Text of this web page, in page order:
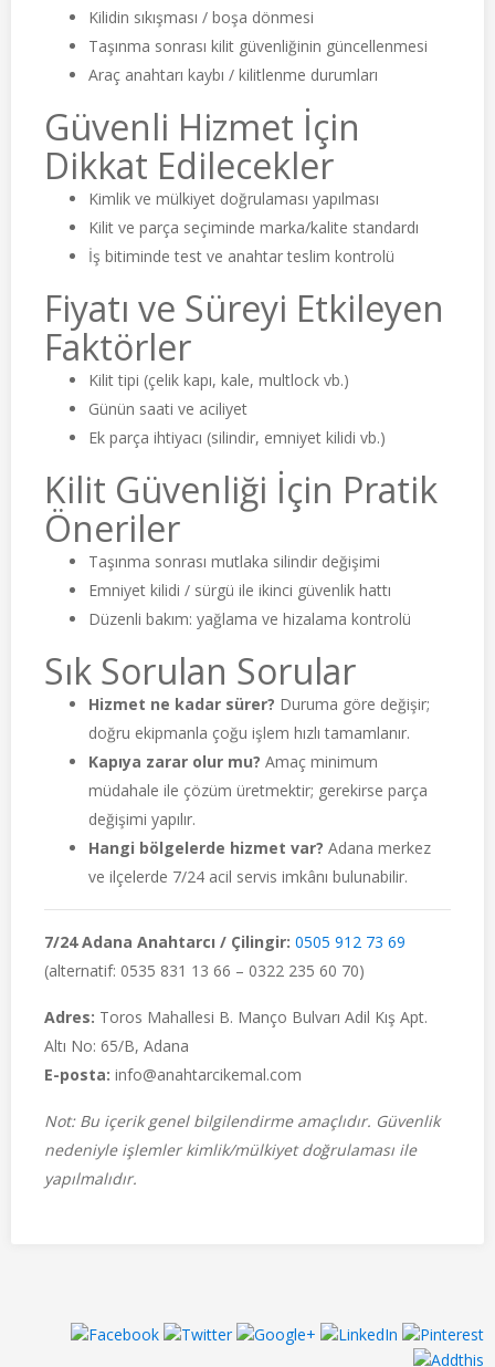
Kilidin sıkışması / boşa dönmesi
Taşınma sonrası kilit güvenliğinin güncellenmesi
Araç anahtarı kaybı / kilitlenme durumları
Güvenli Hizmet İçin
Dikkat Edilecekler
Kimlik ve mülkiyet doğrulaması yapılması
Kilit ve parça seçiminde marka/kalite standardı
İş bitiminde test ve anahtar teslim kontrolü
Fiyatı ve Süreyi Etkileyen
Faktörler
Kilit tipi (çelik kapı, kale, multlock vb.)
Günün saati ve aciliyet
Ek parça ihtiyacı (silindir, emniyet kilidi vb.)
Kilit Güvenliği İçin Pratik
Öneriler
Taşınma sonrası mutlaka silindir değişimi
Emniyet kilidi / sürgü ile ikinci güvenlik hattı
Düzenli bakım: yağlama ve hizalama kontrolü
Sık Sorulan Sorular
Hizmet ne kadar sürer? Duruma göre değişir;
doğru ekipmanla çoğu işlem hızlı tamamlanır.
Kapıya zarar olur mu? Amaç minimum
müdahale ile çözüm üretmektir; gerekirse parça
değişimi yapılır.
Hangi bölgelerde hizmet var? Adana merkez
ve ilçelerde 7/24 acil servis imkânı bulunabilir.
7/24 Adana Anahtarcı / Çilingir: 0505 912 73 69
(alternatif: 0535 831 13 66 – 0322 235 60 70)
Adres: Toros Mahallesi B. Manço Bulvarı Adil Kış Apt.
Altı No: 65/B, Adana
E-posta: info@anahtarcikemal.com
Not: Bu içerik genel bilgilendirme amaçlıdır. Güvenlik
nedeniyle işlemler kimlik/mülkiyet doğrulaması ile
yapılmalıdır.